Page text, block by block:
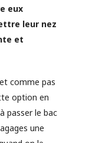
eux
leur nez
et
comme pas
option en
passer le bac
une